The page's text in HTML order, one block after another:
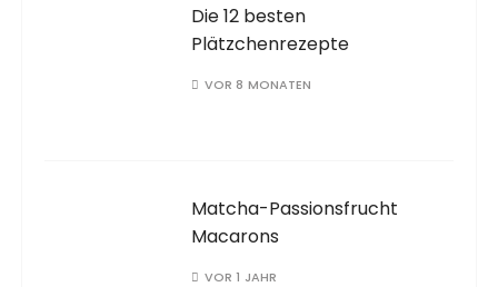
Die 12 besten
Plätzchenrezepte
VOR 8 MONATEN
Matcha-Passionsfrucht
Macarons
VOR 1 JAHR